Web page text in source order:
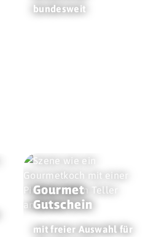
bundesweit
Gourmet
Gutschein
mit freier Auswahl für